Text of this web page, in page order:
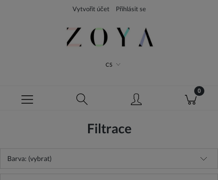
Vytvořit účet Přihlásit se
CS
Filtrace
Barva: (vybrat)